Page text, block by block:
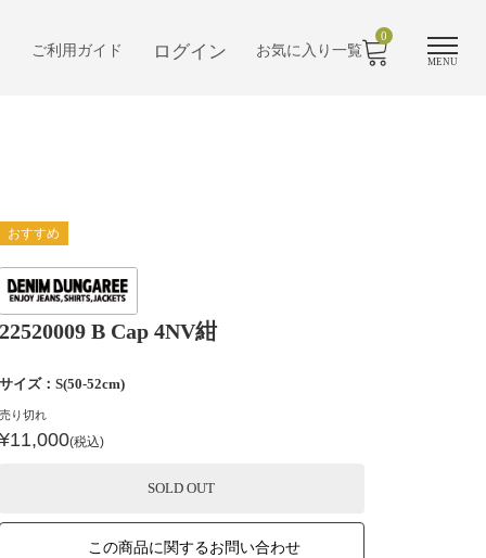
MENU
ご利用ガイド ログイン お気に入り一覧
0
おすすめ
B Cap 4NV紺
イズ：S(50-52cm)
り切れ
(税込)
SOLD OUT
この商品に関するお問い合わせ